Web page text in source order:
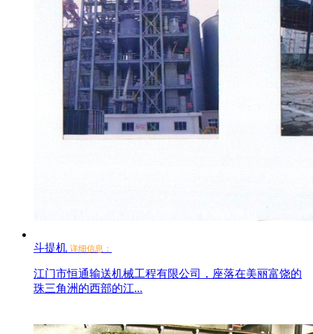
斗提机 详细信息：
江门市恒通输送机械工程有限公司，座落在美丽富饶的
珠三角洲的西部的江...